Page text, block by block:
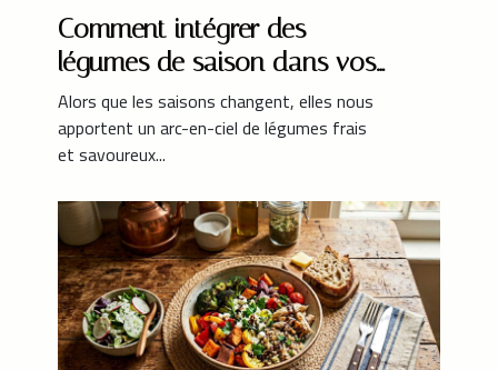
Comment intégrer des
légumes de saison dans vos
plats avec votre multicuiseur
Alors que les saisons changent, elles nous
apportent un arc-en-ciel de légumes frais
et savoureux...